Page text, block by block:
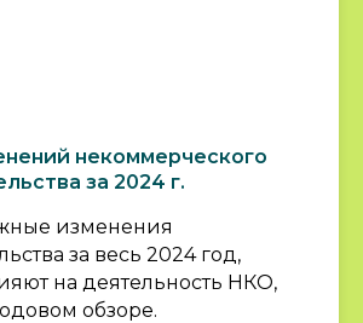
некоммерческого
за 2024 г.
изменения
за весь 2024 год,
на деятельность НКО,
обзоре.